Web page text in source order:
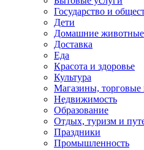
Государство и
Дети
Домашние животные
Доставка
Еда
Красота и здоровье
Культура
Магазины, торговые
Недвижимость
Образование
Отдых, туризм и
Праздники
Промышленность